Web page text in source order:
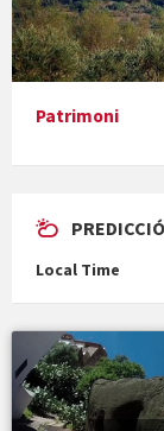
Presentació
En Bum
Vermuts a la
Patrimoni
Local Time